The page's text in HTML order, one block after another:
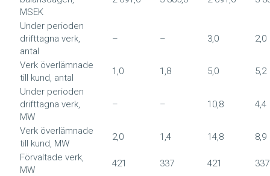
MSEK
Under perioden
drifttagna verk,
antal
– – 3,0 2,0
Verk överlämnade
till kund, antal
1,0 1,8 5,0
5,2
Under perioden
drifttagna verk,
MW
– – 10,8 4,4
Verk överlämnade
till kund, MW
2,0 1,4 14,8
8,9
Förvaltade verk,
MW
421 337 421
337